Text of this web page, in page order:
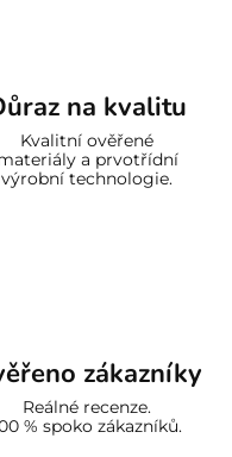
na kvalitu
Kvalitní ověřené
a prvotřídní
výrobní technologie.
zákazníky
Reálné recenze.
% spoko zákazníků.